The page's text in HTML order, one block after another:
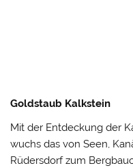
Goldstaub Kalkstein
Mit der Entdeckung der
wuchs das von Seen,
Rüdersdorf zum